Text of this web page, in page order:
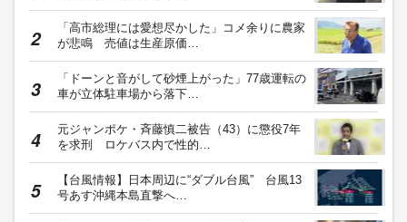
「高市総理には愛想尽かした」コメ余りに農家
が悲鳴 売値は生産原価…
「ドーンと音がして砂煙上がった」77歳運転の
車が立体駐車場から落下…
元ジャンポケ・斉藤慎二被告（43）に懲役7年
を求刑 ロケバス内で性的…
【台風情報】日本周辺に“ダブル台風” 台風13
号あす沖縄本島直撃へ…